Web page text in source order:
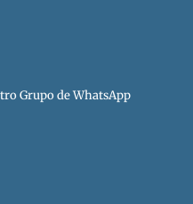
Grupo de WhatsApp